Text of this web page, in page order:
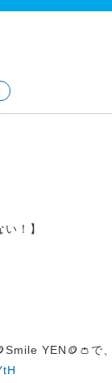
！】
YEN🪙👛で